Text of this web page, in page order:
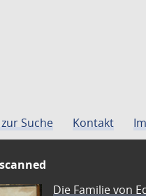
Suche Kontakt
Die Familie von